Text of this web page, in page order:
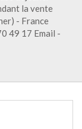
la vente
- France
49 17 Email -